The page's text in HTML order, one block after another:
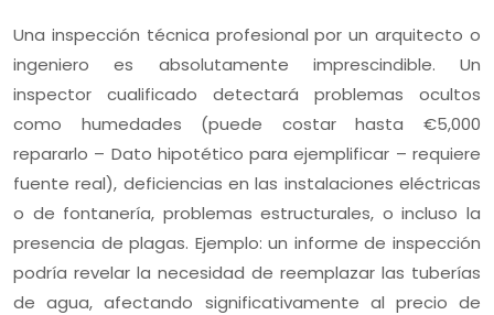
Una inspección técnica profesional por un arquitecto o
ingeniero es absolutamente imprescindible. Un
inspector cualificado detectará problemas ocultos
como humedades (puede costar hasta €5,000
repararlo – Dato hipotético para ejemplificar – requiere
fuente real), deficiencias en las instalaciones eléctricas
o de fontanería, problemas estructurales, o incluso la
presencia de plagas. Ejemplo: un informe de inspección
podría revelar la necesidad de reemplazar las tuberías
de agua, afectando significativamente al precio de